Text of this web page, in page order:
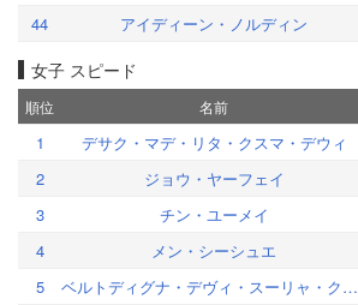
44
アイディーン・ノルディン
女子 スピード
順位 名前
1 デサク・マデ・リタ・クスマ・デウィ
2
ジョウ・ヤーフェイ
3
チン・ユーメイ
4
メン・シーシュエ
5
ベルトディグナ・デヴィ・スーリャ・クスマ